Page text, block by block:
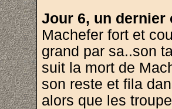
Jour 6, un dernier
Machefer fort et
grand par sa..son
suit la mort de
son reste et fila
alors que les